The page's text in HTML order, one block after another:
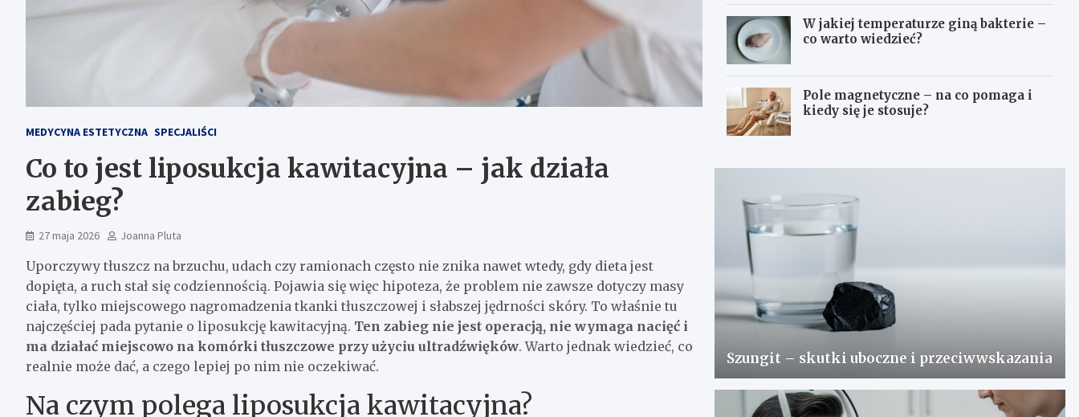
MEDYCYNA ESTETYCZNA SPECJALIŚCI
Co to jest liposukcja kawitacyjna – jak działa
zabieg?
27 maja 2026 Joanna Pluta
Uporczywy tłuszcz na brzuchu, udach czy ramionach często nie znika nawet wtedy, gdy dieta jest
dopięta, a ruch stał się codziennością. Pojawia się więc hipoteza, że problem nie zawsze dotyczy masy
ciała, tylko miejscowego nagromadzenia tkanki tłuszczowej i słabszej jędrności skóry. To właśnie tu
najczęściej pada pytanie o liposukcję kawitacyjną. Ten zabieg nie jest operacją, nie wymaga nacięć i
ma działać miejscowo na komórki tłuszczowe przy użyciu ultradźwięków. Warto jednak wiedzieć, co
realnie może dać, a czego lepiej po nim nie oczekiwać.
Na czym polega liposukcja kawitacyjna?
W jakiej temperaturze giną bakterie –
co warto wiedzieć?
Pole magnetyczne – na co pomaga i
kiedy się je stosuje?
Szungit – skutki uboczne i przeciwwskazania